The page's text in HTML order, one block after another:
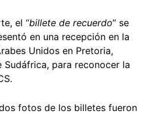
el “billete de recuerdo” se
en una recepción en la
Unidos en Pretoria,
para reconocer la
fotos de los billetes fueron